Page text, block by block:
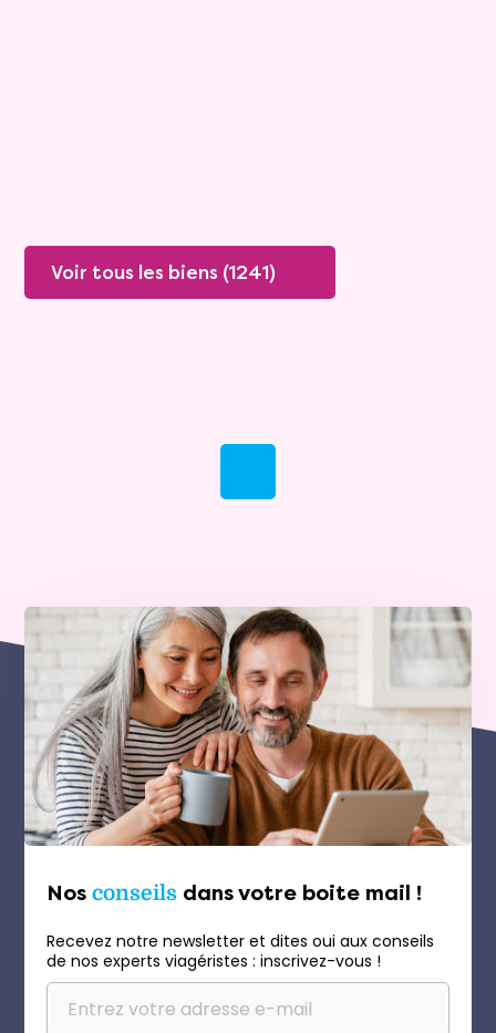
Voir tous les biens (1241)
Nos conseils dans votre boite mail !
Recevez notre newsletter et dites oui aux conseils
de nos experts viagéristes : inscrivez-vous !